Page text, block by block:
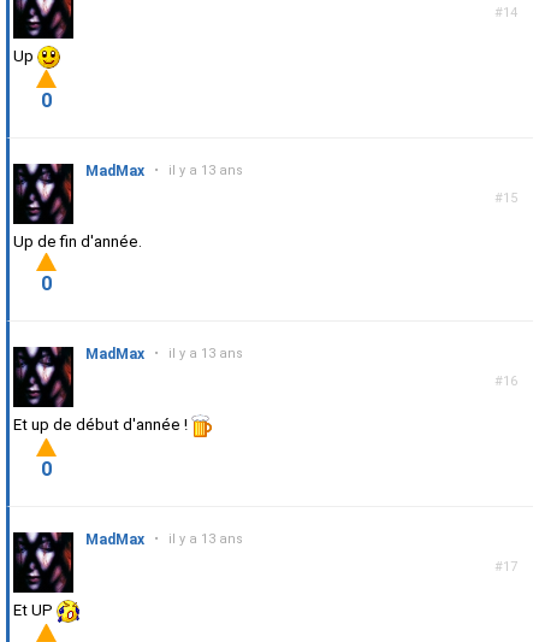
#14
Up
0
#15
MadMax • il y a 13 ans
Up de fin d'année.
0
#16
MadMax • il y a 13 ans
Et up de début d'année !
0
#17
MadMax • il y a 13 ans
Et UP